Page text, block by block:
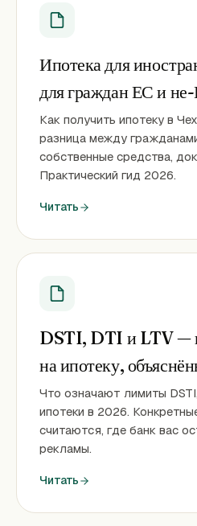
Ипотека для
для граждан ЕС и
Как получить ипотеку в
разница между
собственные средства,
Практический гид 2026.
Читать
DSTI, DTI и LTV —
на ипотеку,
Что означают лимиты
ипотеки в 2026.
считаются, где банк вас
рекламы.
Читать